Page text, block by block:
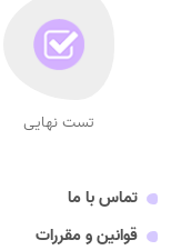
تست نهایی
تماس با ما
قوانین و مقررات